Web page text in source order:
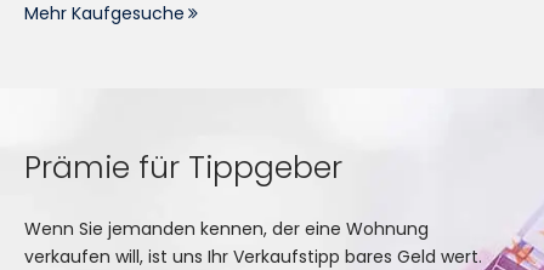
Mehr Kaufgesuche
Prämie für Tippgeber
Wenn Sie jemanden kennen, der eine Wohnung
verkaufen will, ist uns Ihr Verkaufstipp bares Geld wert.